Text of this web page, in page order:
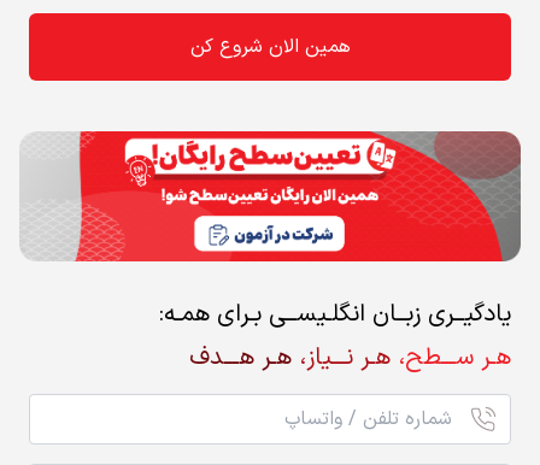
همین الان شروع کن
یادگیــری زبــان انگلـیســی بـرای همـه:
هـر ســـطح، هـر نـــیاز، هـر هـــدف